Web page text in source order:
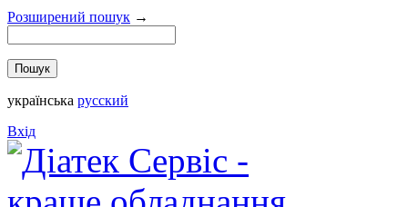
Розширений пошук →
українська русский
Вхід